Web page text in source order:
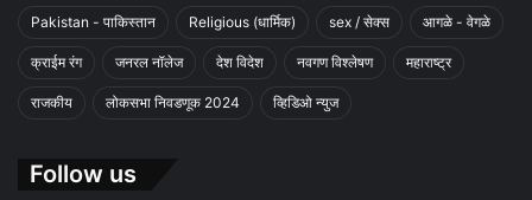
Pakistan - पाकिस्तान Religious (धार्मिक) sex / सेक्स आगळे - वेगळे
क्राईम रंग जनरल नॉलेज देश विदेश नवगण विश्लेषण महाराष्ट्र
राजकीय लोकसभा निवडणूक 2024 व्हिडिओ न्युज
Follow us